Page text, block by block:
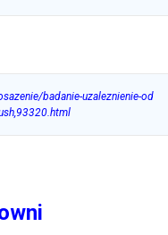
badanie-uzaleznienie-od